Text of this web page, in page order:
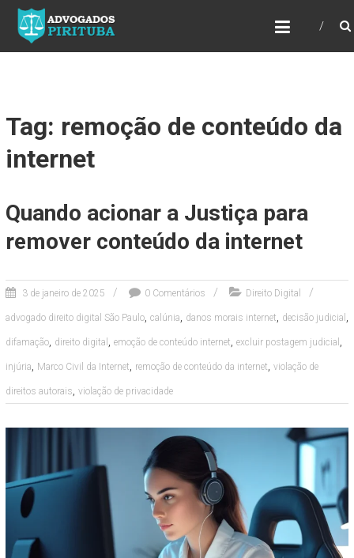
ADVOGADOS PIRITUBA
Precisando de advogado? Entre em contato!
Fazemos toda a assessoria que você
Tag: remoção de conteúdo da
internet
Quando acionar a Justiça para
remover conteúdo da internet
3 de janeiro de 2025 0 Comentários Direito Digital
advogado direito digital São Paulo, calúnia, danos morais internet, decisão judicial ,
difamação, direito digital , emoção de conteúdo internet, excluir postagem judicial ,
injúria, Marco Civil da Internet, remoção de conteúdo da internet, violação de
direitos autorais, violação de privacidade